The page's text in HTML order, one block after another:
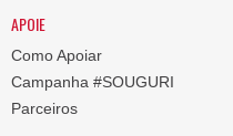
APOIE
Como Apoiar
Campanha #SOUGURI
Parceiros